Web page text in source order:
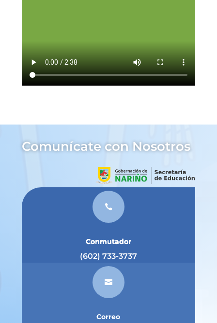
Comunícate con Nosotros

Conmutador
(602) 733-3737

Correo